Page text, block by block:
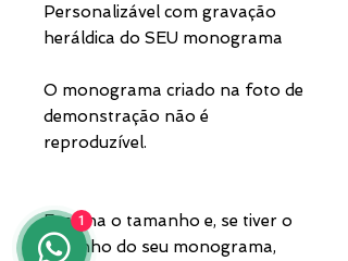
Personalizável com gravação
heráldica do SEU monograma
O monograma criado na foto de
demonstração não é
reproduzível.
Escolha o tamanho e, se tiver o
desenho do seu monograma,
1